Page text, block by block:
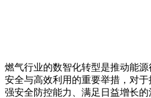
燃气行业的数智化转型是推动能
安全与高效利用的重要举措，对
强安全防控能力、满足日益增长